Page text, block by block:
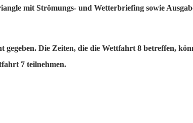
mit Strömungs- und Wetterbriefing sowie
Die Zeiten, die die Wettfahrt 8 betreffen,
7 teilnehmen.